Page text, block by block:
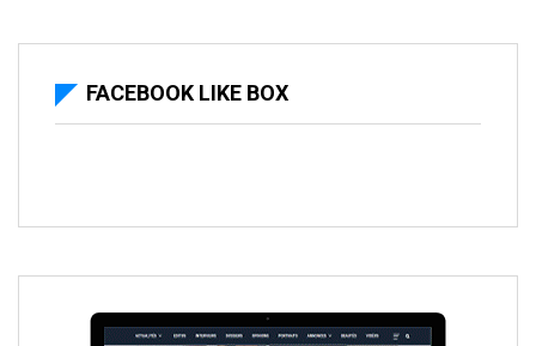
FACEBOOK LIKE BOX